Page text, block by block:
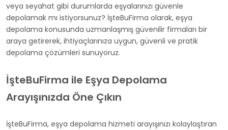
veya seyahat gibi durumlarda eşyalarınızı güvenle
depolamak mı istiyorsunuz? İşteBuFirma olarak, eşya
depolama konusunda uzmanlaşmış güvenilir firmaları bir
araya getirerek, ihtiyaçlarınıza uygun, güvenli ve pratik
depolama çözümleri sunuyoruz.
İşteBuFirma ile Eşya Depolama
Arayışınızda Öne Çıkın
İşteBuFirma, eşya depolama hizmeti arayışınızı kolaylaştıran